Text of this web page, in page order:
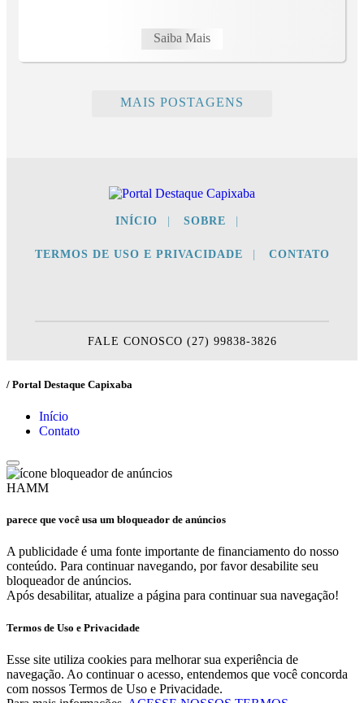
Saiba Mais
MAIS POSTAGENS
INÍCIO SOBRE
TERMOS DE USO E PRIVACIDADE CONTATO
FALE CONOSCO (27) 99838-3826
/ Portal Destaque Capixaba
Início
Contato
HAMM
parece que você usa um bloqueador de anúncios
A publicidade é uma fonte importante de financiamento do nosso
conteúdo. Para continuar navegando, por favor desabilite seu
bloqueador de anúncios.
Após desabilitar, atualize a página para continuar sua navegação!
Termos de Uso e Privacidade
Esse site utiliza cookies para melhorar sua experiência de
navegação. Ao continuar o acesso, entendemos que você concorda
com nossos Termos de Uso e Privacidade.